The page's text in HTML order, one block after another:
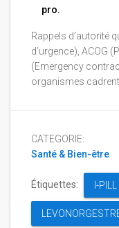
pro.
Rappels d’autorité
d’urgence), ACOG
(Emergency
organismes
CATEGORIE:
Santé & Bien-être
Étiquettes: I-PILL